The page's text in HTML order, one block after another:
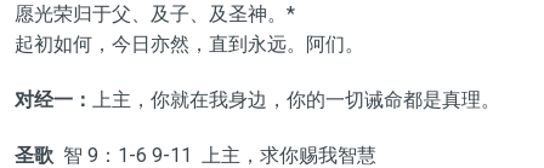
愿光荣归于父、及子、及圣神。*
起初如何，今日亦然，直到永远。阿们。
对经一： 上主，你就在我身边，你的一切诫命都是真理。
圣歌 智 9：1-6 9-11 上主，求你赐我智慧